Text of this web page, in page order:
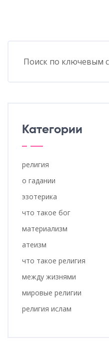
Категории
религия
о гадании
эзотерика
что такое бог
материализм
атеизм
что такое религия
между жизнями
мировые религии
религия ислам